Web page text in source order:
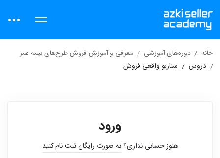
خانه دوره‌های آموزشی
معرفی و آموزش فروش طرح‌های بیمه عمر
دروس
سناریو واقعی فروش
ورود
هنوز حسابی نداری؟به صورت رایگان ثبت نام کنید